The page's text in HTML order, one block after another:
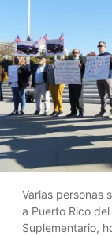
Varias personas
a Puerto Rico
Suplementario,